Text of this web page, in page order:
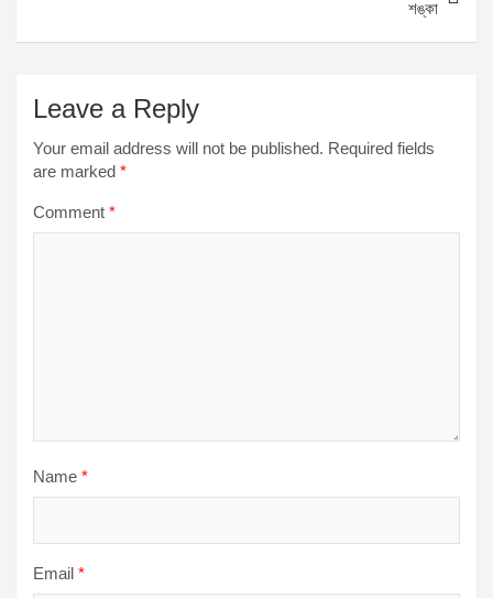
শঙ্কা
Leave a Reply
Your email address will not be published. Required fields
are marked *
Comment *
Name *
Email *